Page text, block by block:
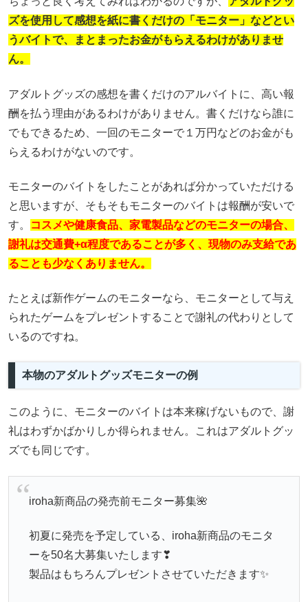
ズを使用して感想を紙に書くだけの「モニター」などとい
うバイトで、まとまったお金がもらえるわけがありませ
ん。
アダルトグッズの感想を書くだけのアルバイトに、高い報
酬を払う理由があるわけがありません。書くだけなら誰に
でもできるため、一回のモニターで１万円などのお金がも
らえるわけがないのです。
モニターのバイトをしたことがあれば分かっていただける
と思いますが、そもそもモニターのバイトは報酬が安いで
す。
コスメや健康食品、家電製品などのモニターの場合、
謝礼は交通費+α程度であることが多く、現物のみ支給であ
ることも少なくありません。
たとえば新作ゲームのモニターなら、モニターとして与え
られたゲームをプレゼントすることで謝礼の代わりとして
いるのですね。
本物のアダルトグッズモニターの例
このように、モニターのバイトは本来稼げないもので、謝
礼はわずかばかりしか得られません。これはアダルトグッ
ズでも同じです。
iroha新商品の発売前モニター募集🌺
初夏に発売を予定している、iroha新商品のモニタ
ーを50名大募集いたします❣
製品はもちろんプレゼントさせていただきます✨